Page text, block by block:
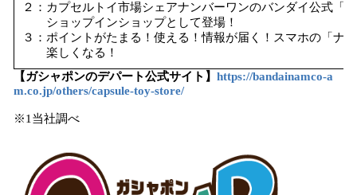
２：カプセルトイ市場シェアナンバーワンのバンダイ公式「
ショップインショップとして登場！
３：ポイントがたまる！使える！情報が届く！スマホの「ナ
楽しくなる！
【ガシャポンのデパート公式サイト】 https://bandainamco-a
m.co.jp/others/capsule-toy-store/
※1当社調べ